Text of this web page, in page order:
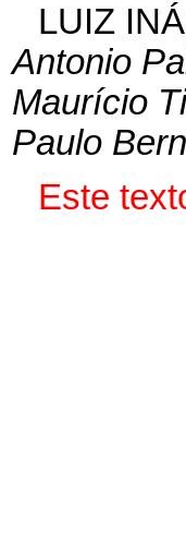
LUIZ
Antonio
Maurício
Paulo
Este